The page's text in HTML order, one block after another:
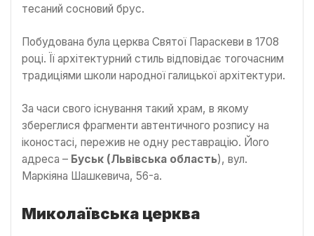
тесаний сосновий брус.
Побудована була церква Святої Параскеви в 1708
році. Її архітектурний стиль відповідає тогочасним
традиціями школи народної галицької архітектури.
За часи свого існування такий храм, в якому
збереглися фрагменти автентичного розпису на
іконостасі, пережив не одну реставрацію. Його
адреса – Буськ (Львівська область), вул.
Маркіяна Шашкевича, 56-а.
Миколаївська церква